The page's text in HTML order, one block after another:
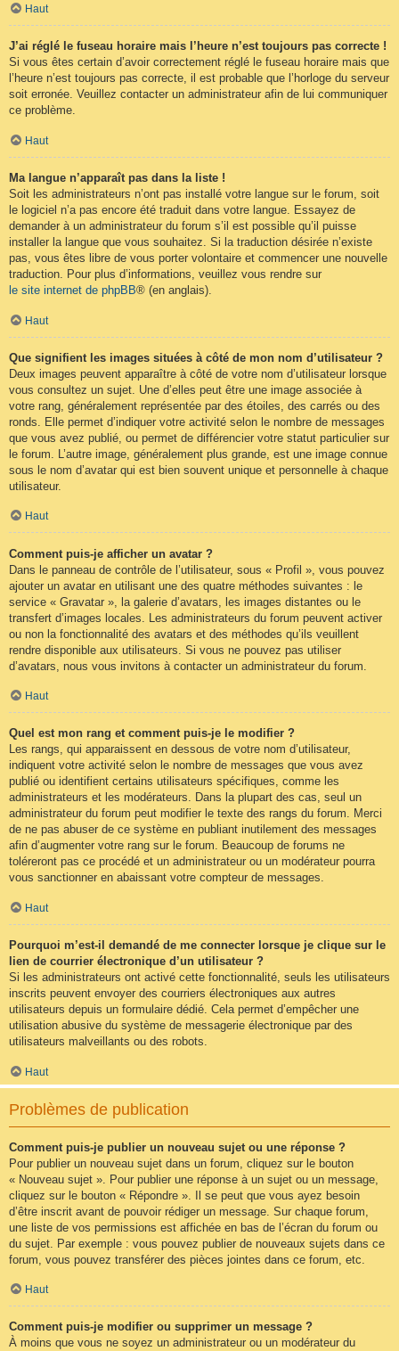
Haut
J’ai réglé le fuseau horaire mais l’heure n’est toujours pas correcte !
Si vous êtes certain d’avoir correctement réglé le fuseau horaire mais que
l’heure n’est toujours pas correcte, il est probable que l’horloge du serveur
soit erronée. Veuillez contacter un administrateur afin de lui communiquer
ce problème.
Haut
Ma langue n’apparaît pas dans la liste !
Soit les administrateurs n’ont pas installé votre langue sur le forum, soit
le logiciel n’a pas encore été traduit dans votre langue. Essayez de
demander à un administrateur du forum s’il est possible qu’il puisse
installer la langue que vous souhaitez. Si la traduction désirée n’existe
pas, vous êtes libre de vous porter volontaire et commencer une nouvelle
traduction. Pour plus d’informations, veuillez vous rendre sur
le site internet de phpBB® (en anglais).
Haut
Que signifient les images situées à côté de mon nom d’utilisateur ?
Deux images peuvent apparaître à côté de votre nom d’utilisateur lorsque
vous consultez un sujet. Une d’elles peut être une image associée à
votre rang, généralement représentée par des étoiles, des carrés ou des
ronds. Elle permet d’indiquer votre activité selon le nombre de messages
que vous avez publié, ou permet de différencier votre statut particulier sur
le forum. L’autre image, généralement plus grande, est une image connue
sous le nom d’avatar qui est bien souvent unique et personnelle à chaque
utilisateur.
Haut
Comment puis-je afficher un avatar ?
Dans le panneau de contrôle de l’utilisateur, sous « Profil », vous pouvez
ajouter un avatar en utilisant une des quatre méthodes suivantes : le
service « Gravatar », la galerie d’avatars, les images distantes ou le
transfert d’images locales. Les administrateurs du forum peuvent activer
ou non la fonctionnalité des avatars et des méthodes qu’ils veuillent
rendre disponible aux utilisateurs. Si vous ne pouvez pas utiliser
d’avatars, nous vous invitons à contacter un administrateur du forum.
Haut
Quel est mon rang et comment puis-je le modifier ?
Les rangs, qui apparaissent en dessous de votre nom d’utilisateur,
indiquent votre activité selon le nombre de messages que vous avez
publié ou identifient certains utilisateurs spécifiques, comme les
administrateurs et les modérateurs. Dans la plupart des cas, seul un
administrateur du forum peut modifier le texte des rangs du forum. Merci
de ne pas abuser de ce système en publiant inutilement des messages
afin d’augmenter votre rang sur le forum. Beaucoup de forums ne
toléreront pas ce procédé et un administrateur ou un modérateur pourra
vous sanctionner en abaissant votre compteur de messages.
Haut
Pourquoi m’est-il demandé de me connecter lorsque je clique sur le
lien de courrier électronique d’un utilisateur ?
Si les administrateurs ont activé cette fonctionnalité, seuls les utilisateurs
inscrits peuvent envoyer des courriers électroniques aux autres
utilisateurs depuis un formulaire dédié. Cela permet d’empêcher une
utilisation abusive du système de messagerie électronique par des
utilisateurs malveillants ou des robots.
Haut
Problèmes de publication
Comment puis-je publier un nouveau sujet ou une réponse ?
Pour publier un nouveau sujet dans un forum, cliquez sur le bouton
« Nouveau sujet ». Pour publier une réponse à un sujet ou un message,
cliquez sur le bouton « Répondre ». Il se peut que vous ayez besoin
d’être inscrit avant de pouvoir rédiger un message. Sur chaque forum,
une liste de vos permissions est affichée en bas de l’écran du forum ou
du sujet. Par exemple : vous pouvez publier de nouveaux sujets dans ce
forum, vous pouvez transférer des pièces jointes dans ce forum, etc.
Haut
Comment puis-je modifier ou supprimer un message ?
À moins que vous ne soyez un administrateur ou un modérateur du